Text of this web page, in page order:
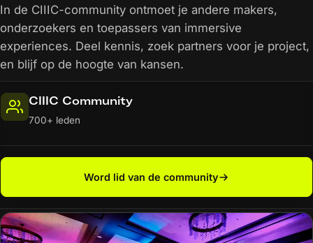
In de CIIIC-community ontmoet je andere makers,
onderzoekers en toepassers van immersive
experiences. Deel kennis, zoek partners voor je project,
en blijf op de hoogte van kansen.
CIIIC Community
700+ leden
Word lid van de community